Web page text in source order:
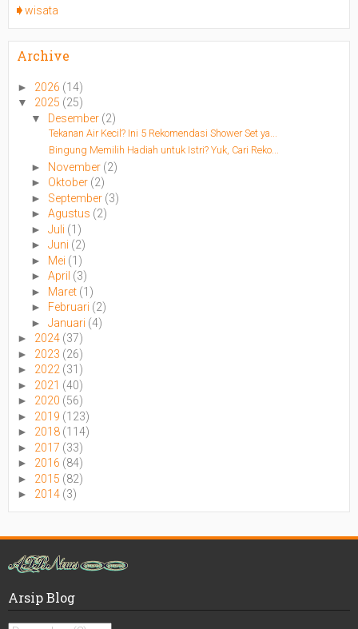
wisata
Archive
► 2026 (14)
▼ 2025 (25)
▼ Desember (2)
Tekanan Air Kecil? Ini 5 Rekomendasi Shower Set ya...
Bingung Memilih Hadiah untuk Istri? Yuk, Cari Reko...
► November (2)
► Oktober (2)
► September (3)
► Agustus (2)
► Juli (1)
► Juni (2)
► Mei (1)
► April (3)
► Maret (1)
► Februari (2)
► Januari (4)
► 2024 (37)
► 2023 (26)
► 2022 (31)
► 2021 (40)
► 2020 (56)
► 2019 (123)
► 2018 (114)
► 2017 (33)
► 2016 (84)
► 2015 (82)
► 2014 (3)
Arsip Blog